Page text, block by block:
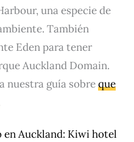
una especie de
También
Eden para tener
Auckland Domain.
nuestra guía sobreque
Auckland: Kiwi hotel